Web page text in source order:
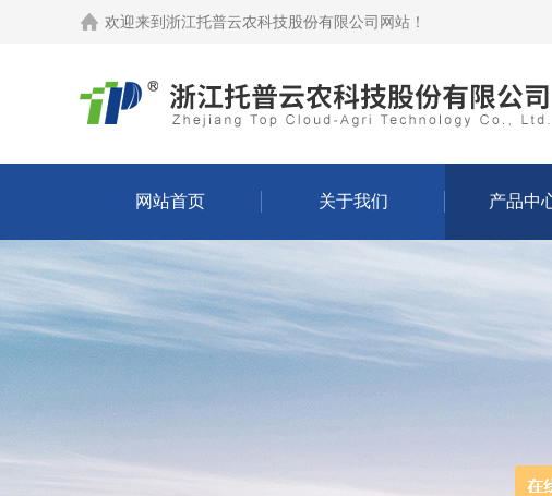
欢迎来到 浙江托普云农科技股份有限公司网站 ！
网站首页 关于我们 产品中